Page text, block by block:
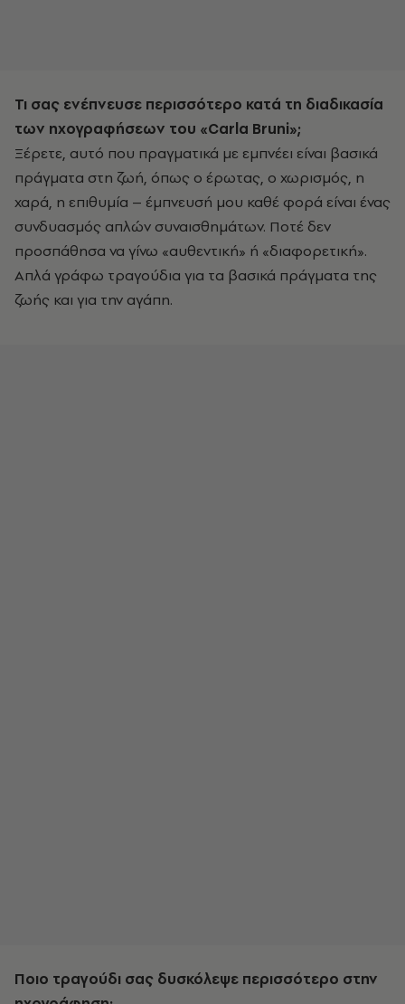
Τι σας ενέπνευσε περισσότερο κατά τη διαδικασία
των ηχογραφήσεων του «Carla Bruni»;
Ξέρετε, αυτό που πραγματικά με εμπνέει είναι βασικά
πράγματα στη ζωή, όπως ο έρωτας, ο χωρισμός, η
χαρά, η επιθυμία – έμπνευσή μου καθέ φορά είναι ένας
συνδυασμός απλών συναισθημάτων. Ποτέ δεν
προσπάθησα να γίνω «αυθεντική» ή «διαφορετική».
Απλά γράφω τραγούδια για τα βασικά πράγματα της
ζωής και για την αγάπη.
Ποιο τραγούδι σας δυσκόλεψε περισσότερο στην